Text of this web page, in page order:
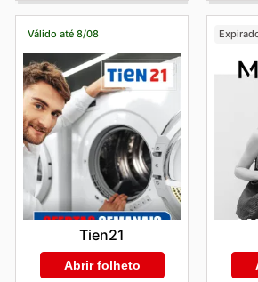
Válido até 8/08
Tien21
Abrir folheto